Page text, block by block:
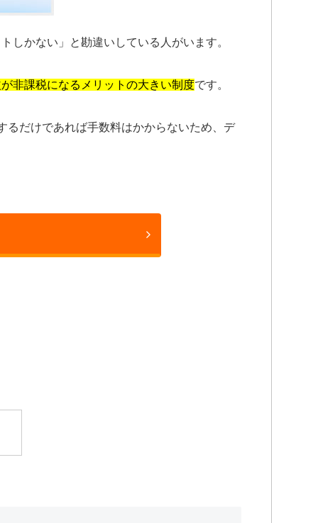
しかない」と勘違いしている人がいます。
非課税になるメリットの大きい制度です。
だけであれば手数料はかからないため、デ